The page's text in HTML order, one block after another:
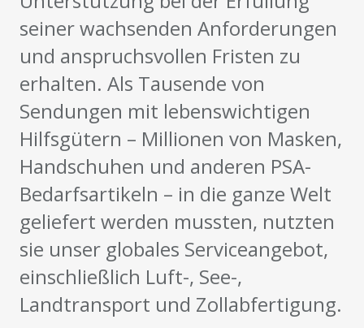
seiner wachsenden Anforderungen
und anspruchsvollen Fristen zu
erhalten. Als Tausende von
Sendungen mit lebenswichtigen
Hilfsgütern – Millionen von Masken,
Handschuhen und anderen PSA-
Bedarfsartikeln – in die ganze Welt
geliefert werden mussten, nutzten
sie unser globales Serviceangebot,
einschließlich Luft-, See-,
Landtransport und Zollabfertigung.